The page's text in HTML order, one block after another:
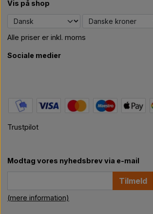
Vis på shop
Alle priser er inkl. moms
Sociale medier
Trustpilot
Modtag vores nyhedsbrev via e-mail
Tilmeld
(mere information)